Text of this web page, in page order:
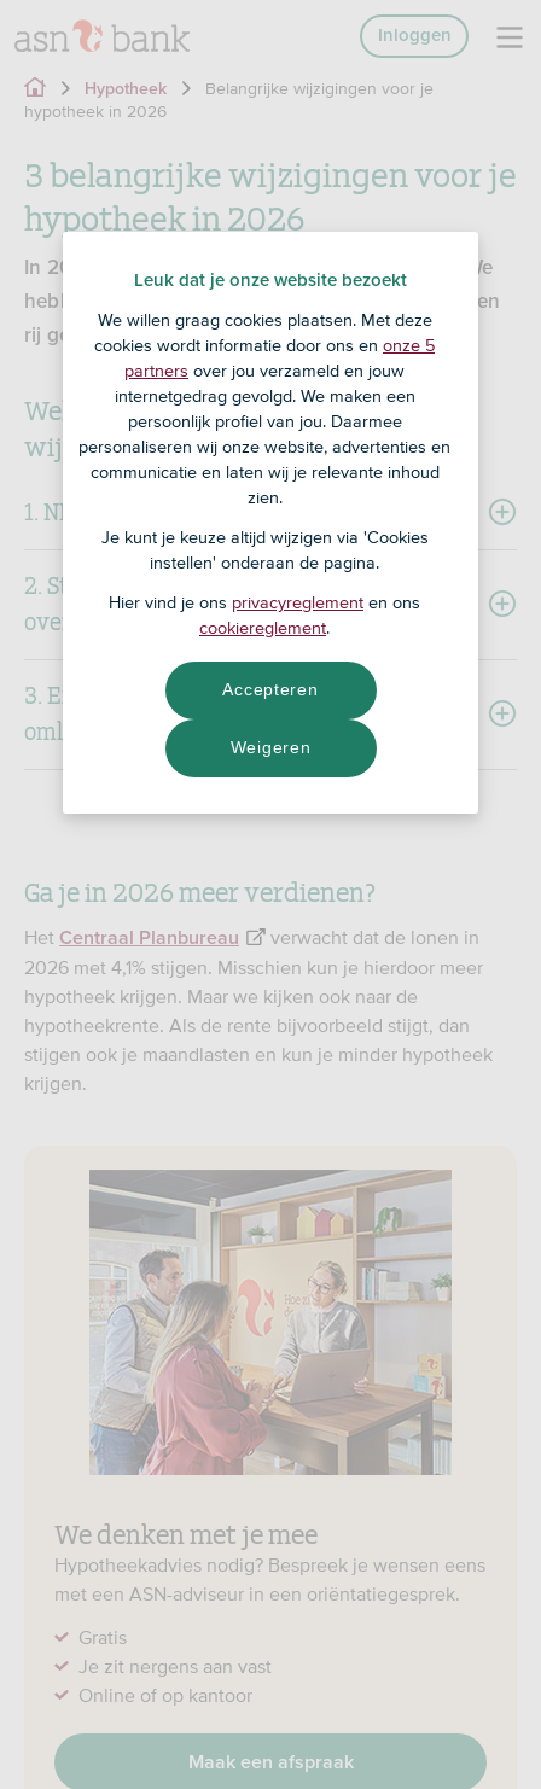
Inloggen
Hypotheek
Belangrijke wijzigingen voor je
hypotheek in 2026
3 belangrijke wijzigingen voor je
hypotheek in 2026
In 2026 verandert een aantal hypotheekregels. We
hebben de belangrijkste wijzigingen voor je op een
rij gezet.
Welke belangrijke hypotheekregels
wijzigen in 2026?
1. NHG-grens stijgt
2. Startersvrijstelling
overdrachtsbelasting omhoog
3. Extra leenbedrag verduurzamen
omlaag bij zeer energiezuinige woningen
Ga je in 2026 meer verdienen?
Het Centraal Planbureau
verwacht dat de lonen in
2026 met 4,1% stijgen. Misschien kun je hierdoor meer
hypotheek krijgen. Maar we kijken ook naar de
hypotheekrente. Als de rente bijvoorbeeld stijgt, dan
stijgen ook je maandlasten en kun je minder hypotheek
krijgen.
We denken met je mee
Hypotheekadvies nodig? Bespreek je wensen eens
met een ASN-adviseur in een oriëntatiegesprek.
Gratis
Je zit nergens aan vast
Online of op kantoor
Maak een afspraak
Leuk dat je onze website bezoekt
We willen graag cookies plaatsen. Met deze
cookies wordt informatie door ons en onze 5
partners over jou verzameld en jouw
internetgedrag gevolgd. We maken een
persoonlijk profiel van jou. Daarmee
personaliseren wij onze website, advertenties en
communicatie en laten wij je relevante inhoud
zien.
Je kunt je keuze altijd wijzigen via 'Cookies
instellen' onderaan de pagina.
Hier vind je ons privacyreglement en ons
cookiereglement.
Weigeren
Accepteren